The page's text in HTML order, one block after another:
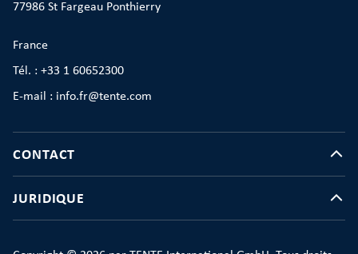
77986 St Fargeau Ponthierry
France
Tél. : +33 1 60652300
E-mail : info.fr@tente.com
CONTACT
JURIDIQUE